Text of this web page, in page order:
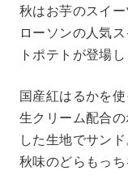
秋はお芋のスイー
ローソンの人気
トポテトが登場し
国産紅はるかを
生クリーム配合
した生地でサンド
秋味のどらもっち